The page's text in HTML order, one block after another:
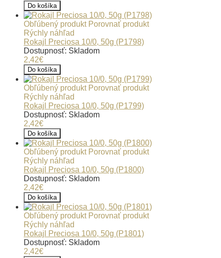
Do košíka
Obľúbený produkt Porovnať produkt
Rýchly náhľad
Rokajl Preciosa 10/0, 50g (P1798)
Dostupnosť: Skladom
2,42€
Do košíka
Obľúbený produkt Porovnať produkt
Rýchly náhľad
Rokajl Preciosa 10/0, 50g (P1799)
Dostupnosť: Skladom
2,42€
Do košíka
Obľúbený produkt Porovnať produkt
Rýchly náhľad
Rokajl Preciosa 10/0, 50g (P1800)
Dostupnosť: Skladom
2,42€
Do košíka
Obľúbený produkt Porovnať produkt
Rýchly náhľad
Rokajl Preciosa 10/0, 50g (P1801)
Dostupnosť: Skladom
2,42€